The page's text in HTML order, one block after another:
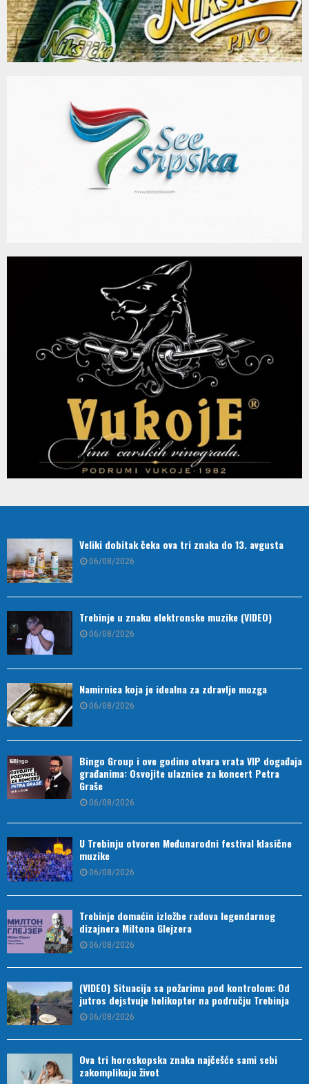
Veliki dobitak čeka ova tri znaka do 13. avgusta
06/08/2026
Trebinje u znaku elektronske muzike (VIDEO)
06/08/2026
Namirnica koja je idealna za zdravlje mozga
06/08/2026
Bingo Group i ove godine otvara vrata VIP događaja
građanima: Osvojite ulaznice za koncert Petra
Graše
06/08/2026
U Trebinju otvoren Međunarodni festival klasične
muzike
06/08/2026
Trebinje domaćin izložbe radova legendarnog
dizajnera Miltona Glejzera
06/08/2026
(VIDEO) Situacija sa požarima pod kontrolom: Od
jutros dejstvuje helikopter na području Trebinja
06/08/2026
Ova tri horoskopska znaka najčešće sami sebi
zakomplikuju život